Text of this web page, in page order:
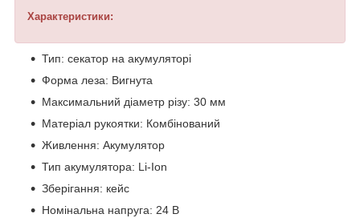
Характеристики:
Тип: секатор на акумуляторі
Форма леза: Вигнута
Максимальний діаметр різу: 30 мм
Матеріал рукоятки: Комбінований
Живлення: Акумулятор
Тип акумулятора: Li-Ion
Зберігання: кейс
Номінальна напруга: 24 В